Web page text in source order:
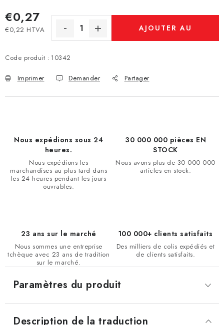
€0,27
€0,22 HTVA
Prix de la mesure:
AJOUTER AU
Code produit : 10342
Imprimer Demander Partager
Nous expédions sous 24
heures.
Nous expédions les
marchandises au plus tard dans
les 24 heures pendant les jours
ouvrables.
30 000 000 pièces EN
STOCK
Nous avons plus de 30 000 000
articles en stock.
23 ans sur le marché
Nous sommes une entreprise
tchèque avec 23 ans de tradition
sur le marché.
100 000+ clients satisfaits
Des milliers de colis expédiés et
de clients satisfaits.
Description de la traduction
Paramètres du produit